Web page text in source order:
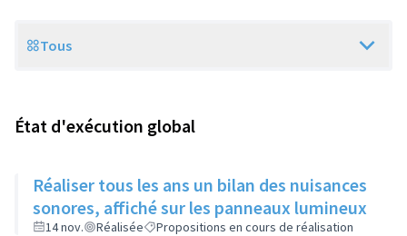
Scope
Tous
État d'exécution global
Réaliser tous les ans un bilan des nuisances
sonores, affiché sur les panneaux lumineux
14 nov. Réalisée Propositions en cours de réalisation